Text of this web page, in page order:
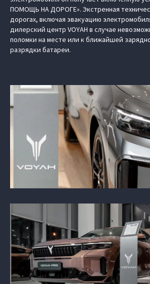
ПОМОЩЬ НА ДОРОГЕ». Экстренная
дорогах, включая эвакуацию
дилерский центр VOYAH в случае
поломки на месте или к ближайшей
разрядки батареи.